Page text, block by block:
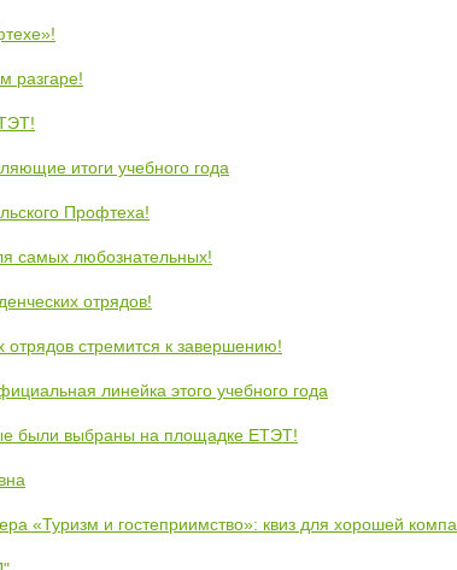
разгаре!
итоги учебного года
Профтеха!
самых любознательных!
отрядов!
отрядов стремится к завершению!
линейка этого учебного года
были выбраны на площадке ЕТЭТ!
«Туризм и гостеприимство»: квиз для хорошей